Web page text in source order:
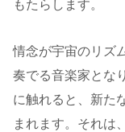
もたらします。
情念が宇宙のリズ
奏でる音楽家とな
に触れると、新た
まれます。それは